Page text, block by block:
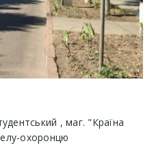
, маг. "Країна
охоронцю